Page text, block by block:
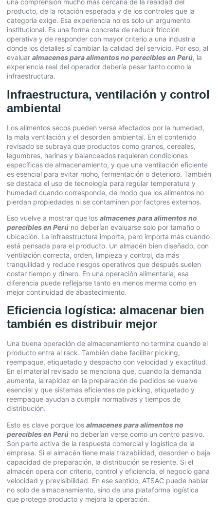
una comprensión mucho más cercana de la realidad del
producto, de la rotación esperada y de los controles que la
categoría exige. Esa experiencia no es solo un argumento
institucional. Es una forma concreta de reducir fricción
operativa y de responder con mayor criterio a una industria
donde los detalles sí cambian la calidad del servicio. Por eso, al
evaluar almacenes para alimentos no perecibles en Perú, la
experiencia real del operador debería pesar tanto como la
infraestructura.
Infraestructura, ventilación y control
ambiental
Los alimentos secos pueden verse afectados por la humedad,
la mala ventilación y el desorden ambiental. En el contenido
revisado se subraya que productos como granos, cereales,
legumbres, harinas y balanceados requieren condiciones
específicas de almacenamiento, y que una ventilación eficiente
es esencial para evitar moho, fermentación o deterioro. También
se destaca el uso de tecnología para regular temperatura y
humedad cuando corresponde, de modo que los alimentos no
pierdan propiedades ni se contaminen por factores externos.
Eso vuelve a mostrar que los almacenes para alimentos no
perecibles en Perú no deberían evaluarse solo por tamaño o
ubicación. La infraestructura importa, pero importa más cuando
está pensada para el producto. Un almacén bien diseñado, con
ventilación correcta, orden, limpieza y control, da más
tranquilidad y reduce riesgos operativos que después suelen
costar tiempo y dinero. En una operación alimentaria, esa
diferencia puede reflejarse tanto en menos merma como en
mejor continuidad de abastecimiento.
Eficiencia logística: almacenar bien
también es distribuir mejor
Una buena operación de almacenamiento no termina cuando el
producto entra al rack. También debe facilitar picking,
reempaque, etiquetado y despacho con velocidad y exactitud.
En el material revisado se menciona que, cuando la demanda
aumenta, la rapidez en la preparación de pedidos se vuelve
esencial y que sistemas eficientes de picking, etiquetado y
reempaque ayudan a cumplir normativas y tiempos de
distribución.
Esto es clave porque los almacenes para alimentos no
perecibles en Perú no deberían verse como un centro pasivo.
Son parte activa de la respuesta comercial y logística de la
empresa. Si el almacén tiene mala trazabilidad, desorden o baja
capacidad de preparación, la distribución se resiente. Si el
almacén opera con criterio, control y eficiencia, el negocio gana
velocidad y previsibilidad. En ese sentido, ATSAC puede hablar
no solo de almacenamiento, sino de una plataforma logística
que protege producto y mejora la operación.